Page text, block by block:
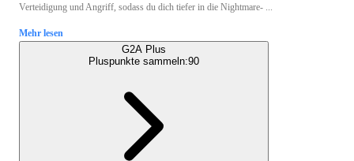
Verteidigung und Angriff, sodass du dich tiefer in die Nightmare- ...
Mehr lesen
G2A Plus
Pluspunkte sammeln:90